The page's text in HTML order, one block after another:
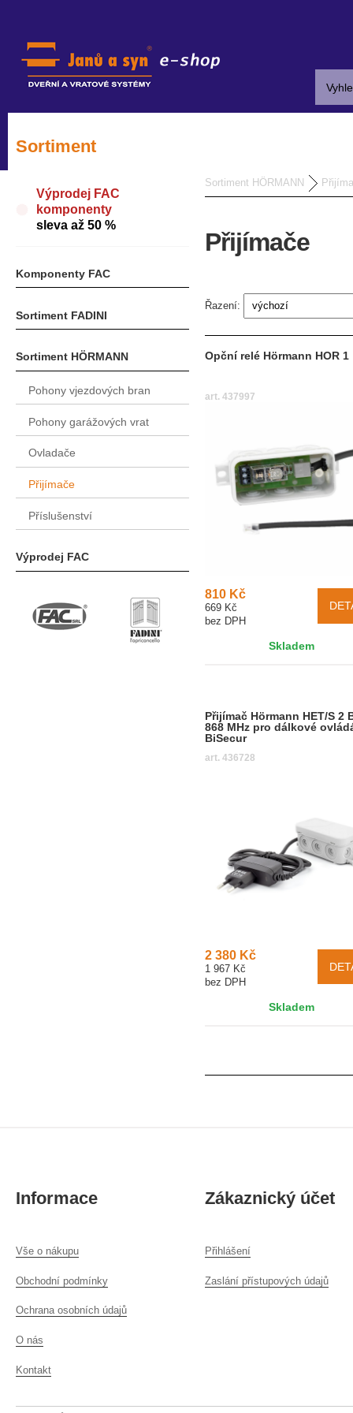
Sortiment
Výprodej FAC
komponenty
sleva až 50 %
Komponenty FAC
Sortiment FADINI
Sortiment HÖRMANN
Pohony vjezdových bran
Pohony garážových vrat
Ovladače
Přijímače
Příslušenství
Výprodej FAC
Sortiment HÖRMANN
Přijímače
Řazení:
Opční relé Hörmann HOR 1
art. 437997
810 Kč
669 Kč
bez DPH
Skladem
Přijímač Hörmann HET/S 2
868 MHz pro dálkové
BiSecur
art. 436728
2 380 Kč
1 967 Kč
bez DPH
Skladem
Informace
Vše o nákupu
Obchodní podmínky
Ochrana osobních údajů
O nás
Kontakt
Zákaznický účet
Přihlášení
Zaslání přístupových údajů